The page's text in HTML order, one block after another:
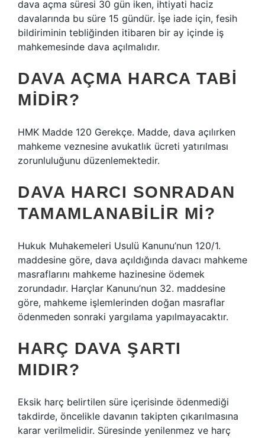
dava açma süresi 30 gün iken, ihtiyati haciz
davalarında bu süre 15 gündür. İşe iade için, fesih
bildiriminin tebliğinden itibaren bir ay içinde iş
mahkemesinde dava açılmalıdır.
DAVA AÇMA HARCA TABI
MIDIR?
HMK Madde 120 Gerekçe. Madde, dava açılırken
mahkeme veznesine avukatlık ücreti yatırılması
zorunluluğunu düzenlemektedir.
DAVA HARCI SONRADAN
TAMAMLANABILIR MI?
Hukuk Muhakemeleri Usulü Kanunu’nun 120/1.
maddesine göre, dava açıldığında davacı mahkeme
masraflarını mahkeme hazinesine ödemek
zorundadır. Harçlar Kanunu’nun 32. maddesine
göre, mahkeme işlemlerinden doğan masraflar
ödenmeden sonraki yargılama yapılmayacaktır.
HARÇ DAVA ŞARTI
MIDIR?
Eksik harç belirtilen süre içerisinde ödenmediği
takdirde, öncelikle davanın takipten çıkarılmasına
karar verilmelidir. Süresinde yenilenmez ve harç